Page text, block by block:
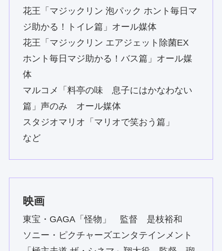
花王「マジックリン 泡パック ホント毎日マ
ジ助かる！トイレ篇」オール媒体
花王「マジックリン エアジェット除菌EX
ホント毎日マジ助かる！バス篇」オール媒
体
マルコメ「料亭の味 息子にはかなわない
篇」声のみ オール媒体
スタジオマリオ「マリオで笑おう篇」
など
映画
東宝・GAGA「怪物」 監督 是枝裕和
ソニー・ピクチャーズエンタテインメント